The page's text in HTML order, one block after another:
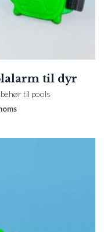
til dyr
til pools